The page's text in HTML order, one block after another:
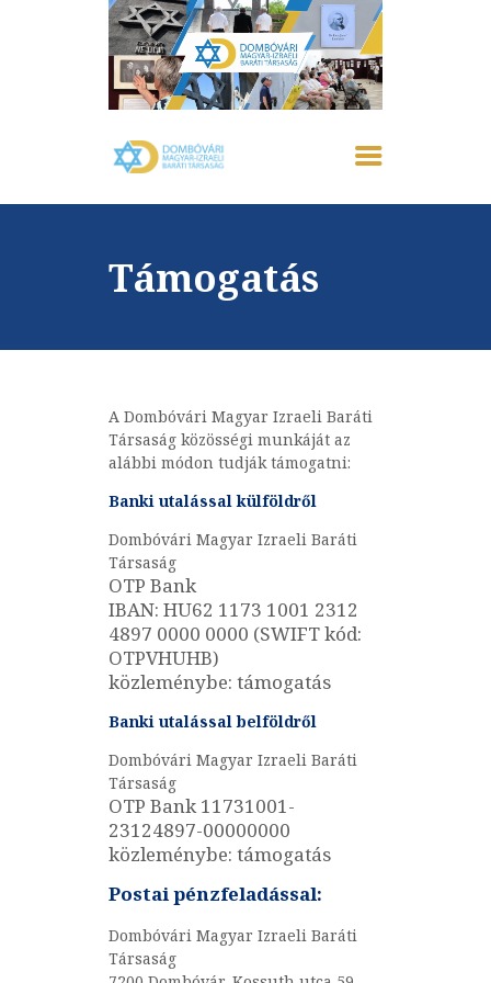
Támogatás
FŐOLDAL
IZRAELRŐL
AKTUÁLIS
EMLÉKHÁZ
A Dombóvári Magyar Izraeli Baráti
Társaság közösségi munkáját az
alábbi módon tudják támogatni:
Banki utalással külföldről
Dombóvári Magyar Izraeli Baráti
Társaság
OTP Bank
IBAN: HU62 1173 1001 2312
4897 0000 0000 (SWIFT kód:
OTPVHUHB)
közleménybe: támogatás
Banki utalással belföldről
Dombóvári Magyar Izraeli Baráti
Társaság
OTP Bank 11731001-
23124897-00000000
közleménybe: támogatás
Postai pénzfeladással:
Dombóvári Magyar Izraeli Baráti
Társaság